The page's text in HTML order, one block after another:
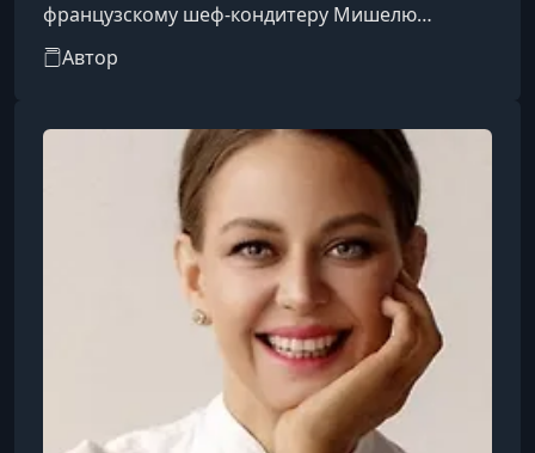
французскому шеф-кондитеру Мишелю
Вийому и очень вдохновилась его работой.
После я не могла остановиться, процесс так
где я продавала торты на заказ, а в свободное
время выискивала новые рецепты и сочетание
вкусов.Три года я дома делала торты на заказ,
обзавелась постоянными заказчиками и
участвовала со своими десер
Автор